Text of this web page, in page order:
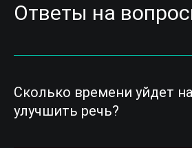
Ответы на
Сколько времени уйдет
улучшить речь?